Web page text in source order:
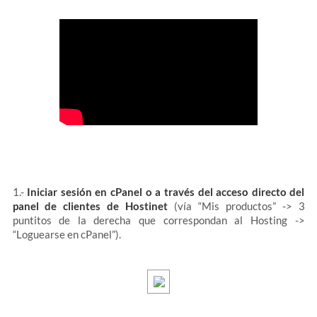
1.-Iniciar sesión en cPanel o a través del acceso directo del
panel de clientes de Hostinet (vía “Mis productos” -> 3
puntitos de la derecha que correspondan al Hosting ->
“Loguearse en cPanel”).